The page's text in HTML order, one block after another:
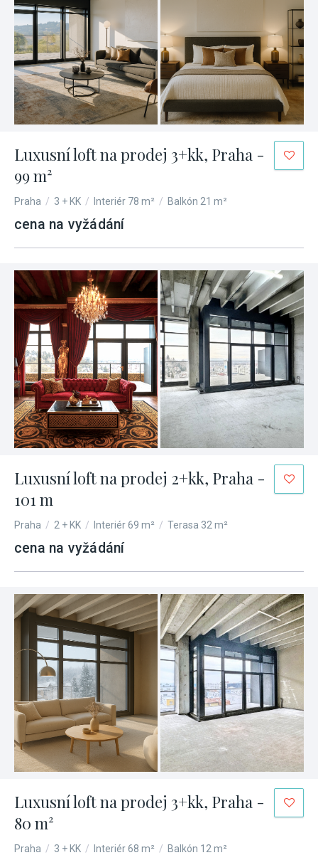
Luxusní loft na prodej 3+kk, Praha -
99 m²
Praha / 3 + KK / Interiér 78 m² / Balkón 21 m²
cena na vyžádání
Luxusní loft na prodej 2+kk, Praha -
101 m
Praha / 2 + KK / Interiér 69 m² / Terasa 32 m²
cena na vyžádání
Luxusní loft na prodej 3+kk, Praha -
80 m²
Praha / 3 + KK / Interiér 68 m² / Balkón 12 m²